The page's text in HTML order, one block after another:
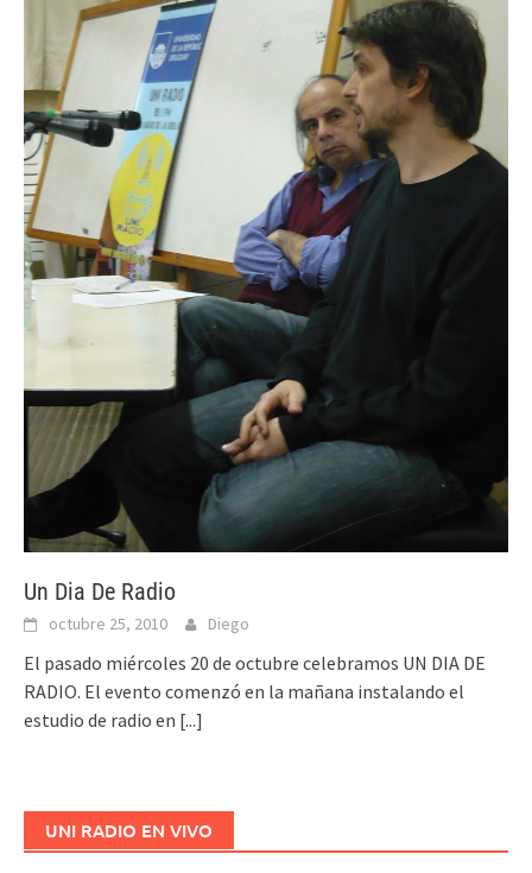
Un Dia De Radio
octubre 25, 2010 Diego
El pasado miércoles 20 de octubre celebramos UN DIA DE
RADIO. El evento comenzó en la mañana instalando el
estudio de radio en [...]
UNI RADIO EN VIVO